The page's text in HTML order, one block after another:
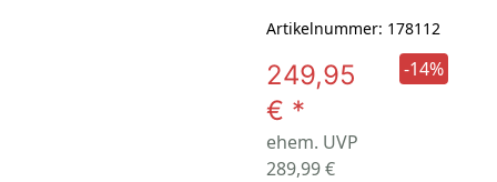
Artikelnummer: 178112
249,95
€ *
ehem. UVP
289,99 €
-14%